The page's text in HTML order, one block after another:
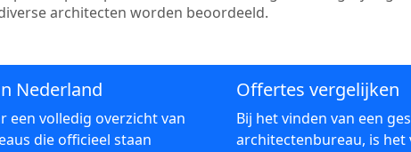
architecten worden beoordeeld.
Nederland
een volledig overzicht van
die officieel staan
Offertes vergelijken
Bij het vinden van een
architectenbureau, is het